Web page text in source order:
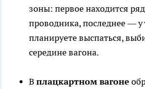
зоны: первое находится
проводника, последнее — у
планируете выспаться,
середине вагона.
В плацкартном вагоне